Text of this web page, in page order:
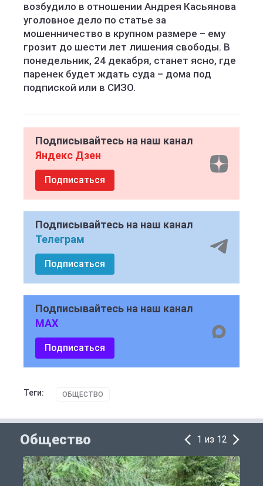
возбудило в отношении Андрея Касьянова
уголовное дело по статье за
мошенничество в крупном размере – ему
грозит до шести лет лишения свободы. В
понедельник, 24 декабря, станет ясно, где
паренек будет ждать суда – дома под
подпиской или в СИЗО.
Подписывайтесь на наш канал
Яндекс Дзен
Подписаться
Подписывайтесь на наш канал
Телеграм
Подписаться
Подписывайтесь на наш канал
MAX
Подписаться
Теги: ОБЩЕСТВО
Общество 1 из 12